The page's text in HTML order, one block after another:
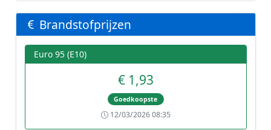
Brandstofprijzen
Euro 95 (E10)
€ 1,93
Goedkoopste
12/03/2026 08:35